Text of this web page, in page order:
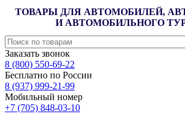
ТОВАРЫ ДЛЯ АВТОМОБИЛЕЙ,
И АВТОМОБИЛЬНОГО
Заказать звонок
8 (800) 550-69-22
Бесплатно по России
8 (937) 999-21-99
Мобильный номер
+7 (705) 848-03-10